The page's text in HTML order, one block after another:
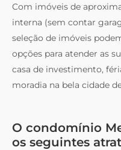
Com imóveis de
interna (sem contar
seleção de imóveis
opções para atender as
casa de investimento,
moradia na bela cidade
O condomínio
os seguintes